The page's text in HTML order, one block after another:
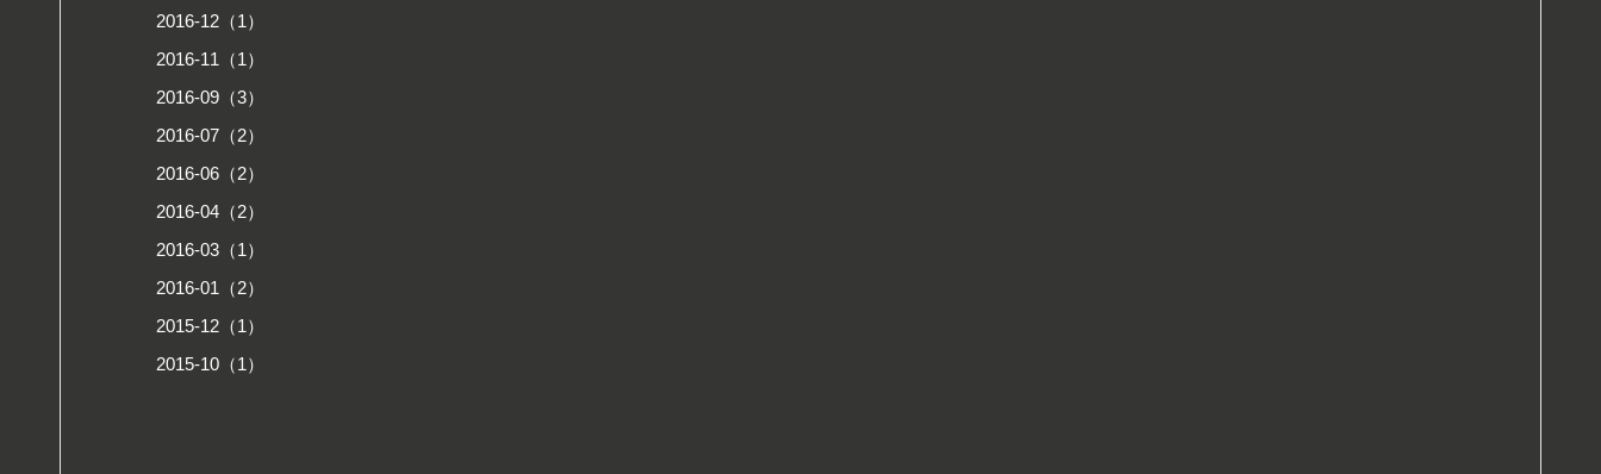
2016-12（1）
2016-11（1）
2016-09（3）
2016-07（2）
2016-06（2）
2016-04（2）
2016-03（1）
2016-01（2）
2015-12（1）
2015-10（1）